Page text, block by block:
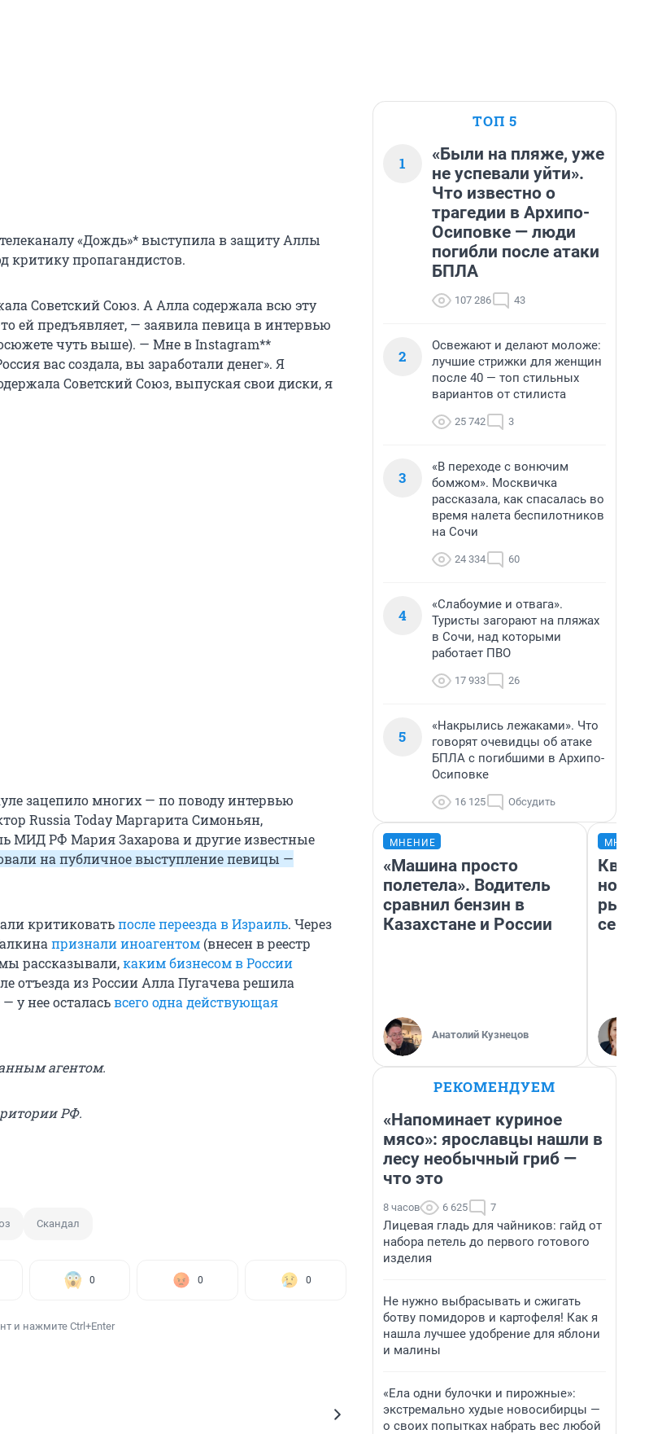
«Дождь»* выступила в защиту Аллы
критику пропагандистов.
Советский Союз. А Алла содержала всю эту
ей предъявляет, — заявила певица в интервью
чуть выше). — Мне в Instagram**
вас создала, вы заработали денег». Я
Советский Союз, выпуская свои диски, я
зацепило многих — по поводу интервью
Russia Today Маргарита Симоньян,
МИД РФ Мария Захарова и другие известные
на публичное выступление певицы —
критиковатьпосле переезда в Израиль. Через
признали иноагентом (внесен в реестр
рассказывали,каким бизнесом в России
отъезда из России Алла Пугачева решила
у нее осталасьвсего одна действующая
агентом.
РФ.
Скандал
0 0 0
и нажмите Ctrl+Enter
ТОП 5
1
«Были на пляже, уже
не успевали уйти».
Что известно о
трагедии в Архипо-
Осиповке — люди
погибли после атаки
БПЛА
107 286 43
2
Освежают и делают моложе:
лучшие стрижки для женщин
после 40 — топ стильных
вариантов от стилиста
25 742 3
3
«В переходе с вонючим
бомжом». Москвичка
рассказала, как спасалась во
время налета беспилотников
на Сочи
24 334 60
4
«Слабоумие и отвага».
Туристы загорают на пляжах
в Сочи, над которыми
работает ПВО
17 933 26
5
«Накрылись лежаками». Что
говорят очевидцы об атаке
БПЛА с погибшими в Архипо-
Осиповке
16 125 Обсудить
МНЕНИЕ
«Машина просто
полетела». Водитель
сравнил бензин в
Казахстане и России
Анатолий Кузнецов
но
РЕКОМЕНДУЕМ
«Напоминает куриное
мясо»: ярославцы нашли в
лесу необычный гриб —
что это
8 часов 6 625 7
Лицевая гладь для чайников: гайд от
набора петель до первого готового
изделия
Не нужно выбрасывать и сжигать
ботву помидоров и картофеля! Как я
нашла лучшее удобрение для яблони
и малины
«Ела одни булочки и пирожные»:
экстремально худые новосибирцы —
о своих попытках набрать вес любой